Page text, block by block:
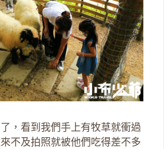
，看到我們手上有牧草就衝過
不及拍照就被他們吃得差不多